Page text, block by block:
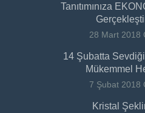
Tanıtımınıza
28 Mart 2018
14 Şubatta
Mükemmel
7 Şubat 2018
Kristal